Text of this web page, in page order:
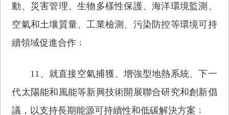
動、災害管理、生物多樣性保護、海洋環境監測、
空氣和土壤質量、工業檢測、污染防控等環境可持
續領域促進合作﹔
11、就直接空氣捕獲、增強型地熱系統、下一
代太陽能和風能等新興技術開展聯合研究和創新倡
議，以支持長期能源可持續性和低碳解決方案﹔